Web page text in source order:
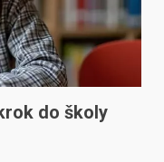
do školy